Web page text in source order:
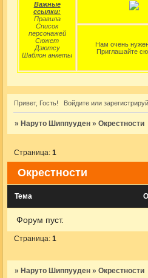
Важные
ссылки:
Правила
Список
персонажей
Сюжет
Дзютсу
Шаблон анкеты
Нам очень
Приглашайте
Привет, Гость! Войдитеили
» Наруто Шиппууден »Окрестности
Окрестности
Страница:1
Тема
Форум пуст.
Страница:1
»Наруто Шиппууден »Окрестности